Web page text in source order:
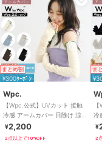
まとめ割
¥300ｸｰﾎﾟﾝ
Wpc.
【Wpc.公式】UVカット 接触
冷感 アームカバー 日除け 涼し
い ロング丈 おしゃれ レディー
¥2,200
2点以上で10%OFF
ま
冷
ン
¥
2